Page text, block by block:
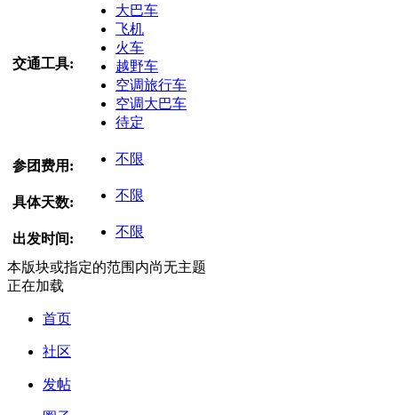
交通工具:
大巴车
飞机
火车
越野车
空调旅行车
空调大巴车
待定
参团费用: 不限
具体天数: 不限
出发时间: 不限
本版块或指定的范围内尚无主题
正在加载
首页
社区
发帖